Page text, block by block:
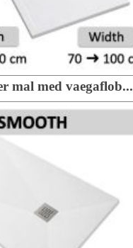
mal med vaegaflob...